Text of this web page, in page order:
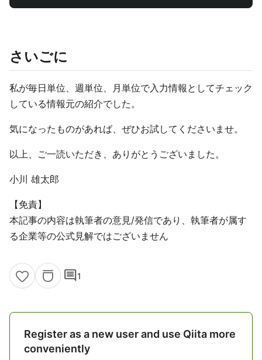
さいごに
私が毎日単位、週単位、月単位で入力情報としてチェック
している情報元の紹介でした。
気になったものがあれば、ぜひお試してくださいませ。
以上、ご一読いただき、ありがとうございました。
小川 雄太郎
【免責】
本記事の内容は執筆者の意見/発信であり、執筆者が属す
る企業等の公式見解ではございません
comment1
Register as a new user and use Qiita more
conveniently